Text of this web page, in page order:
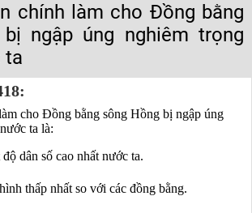
chính làm cho Đồng bằng
ngập úng nghiêm trọng
ta
cho Đồng bằng sông Hồng bị ngập úng
ta là:
độ dân số cao nhất nước ta.
thấp nhất so với các đồng bằng.